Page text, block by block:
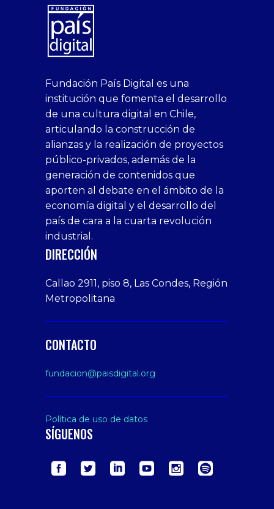
1xbet
canlı
casino
siteleri
bedava
bonus
veren
siteler
1xbet
deneme
bonusu
veren
siteleri
deneme
bonusu
Sikis
siteleri
bonusu
veren
siteler
casino
siteleri
1win
xslot
sahabet
giriş
1xbet
giriş
tarafbet
giriş
bonusu
veren
siteler
deneme
bonusu
Deneme
bonusu
veren
siteler
escort
casino
siteleri
bonusu
bahis
siteleri
Hot
Couple
xxx
homemade
porn
on
webcam
Cumshots
Tits
Free
Amateur
Porn
Xxx
Indian
Big
Butt
sex
From
Step
yenigiris.com
Giriş
bonusu
veren
siteler
deneme
bonusu
veren
siteler
Fundación País Digital es una
institución que fomenta el desarrollo
de una cultura digital en Chile,
articulando la construcción de
alianzas y la realización de proyectos
público-privados, además de la
generación de contenidos que
aporten al debate en el ámbito de la
economía digital y el desarrollo del
país de cara a la cuarta revolución
industrial.
DIRECCIÓN
Callao 2911, piso 8, Las Condes, Región
Metropolitana
CONTACTO
fundacion@paisdigital.org
Política de uso de datos
SÍGUENOS